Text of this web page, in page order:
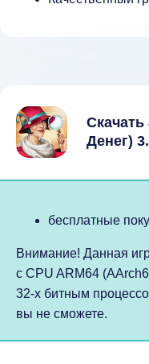
Денег)
бесплатные
Внимание! Данная
с CPU ARM64
32-х битным
вы не сможете.